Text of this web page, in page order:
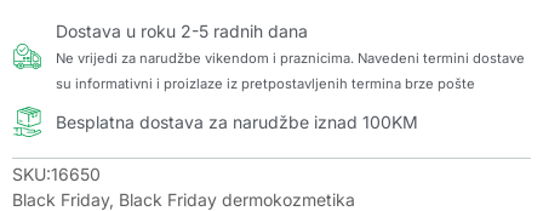
Dostava u roku 2-5 radnih dana
Ne vrijedi za narudžbe vikendom i praznicima. Navedeni termini dostave
su informativni i proizlaze iz pretpostavljenih termina brze pošte
Besplatna dostava za narudžbe iznad 100KM
SKU:16650
Black Friday, Black Friday dermokozmetika